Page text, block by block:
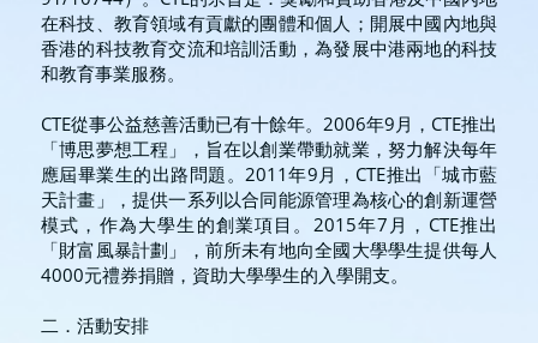
在科技、教育領域有貢獻的團體和個人；開展中國內地與
香港的科技教育交流和培訓活動，為發展中港兩地的科技
和教育事業服務。
CTE從事公益慈善活動已有十餘年。2006年9月，CTE推出
「博思夢想工程」，旨在以創業帶動就業，努力解決每年
應屆畢業生的出路問題。2011年9月，CTE推出「城市藍
天計畫」，提供一系列以合同能源管理為核心的創新運營
模式，作為大學生的創業項目。2015年7月，CTE推出
「財富風暴計劃」，前所未有地向全國大學學生提供每人
4000元禮券捐贈，資助大學學生的入學開支。
二．活動安排